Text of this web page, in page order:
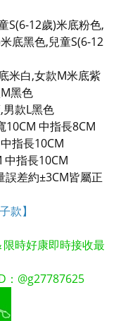
S(6-12歲)米底粉色,
米底黑色,兒童S(6-12
米白,女款M米底紫
黑色
款L黑色
10CM 中指長8CM
指長10CM
中指長10CM
誤差約±3CM皆屬正
款】
時好康即時接收最
：@g27787625